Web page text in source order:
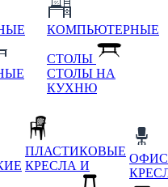
КОМПЬЮТЕРНЫЕ
СТОЛЫ
СТОЛЫ НА
КУХНЮ
ПЛАСТИКОВЫЕ
КРЕСЛА И